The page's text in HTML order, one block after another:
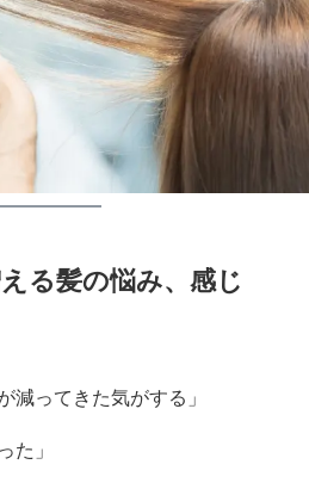
る髪の悩み、感じ
減ってきた気がする」
た」